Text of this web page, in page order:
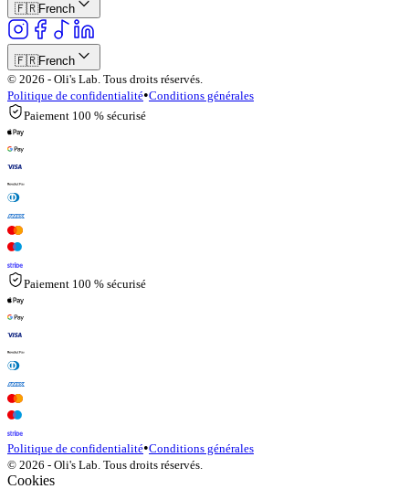
🇫🇷French
🇫🇷French
© 2026 - Oli's Lab. Tous droits réservés.
Politique de confidentialité•Conditions générales
Paiement 100 % sécurisé
Paiement 100 % sécurisé
Politique de confidentialité•Conditions générales
© 2026 - Oli's Lab. Tous droits réservés.
Cookies